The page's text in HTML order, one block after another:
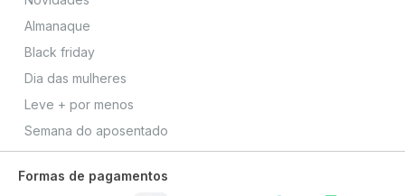
Almanaque
Black friday
Dia das mulheres
Leve + por menos
Semana do aposentado
Formas de pagamentos